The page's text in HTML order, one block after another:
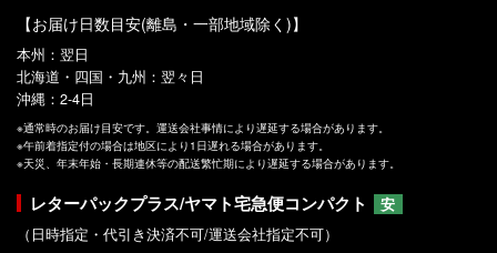
【お届け日数目安(離島・一部地域除く)】
本州：翌日
北海道・四国・九州：翌々日
沖縄：2-4日
※通常時のお届け目安です。運送会社事情により遅延する場合があります。
※午前着指定付の場合は地区により1日遅れる場合があります。
※天災、年末年始・長期連休等の配送繁忙期により遅延する場合があります。
レターパックプラス/ヤマト宅急便コンパクト
安
（日時指定・代引き決済不可/運送会社指定不可）